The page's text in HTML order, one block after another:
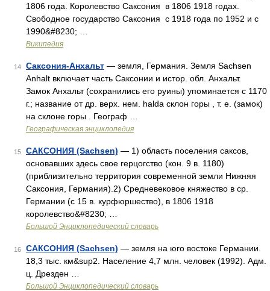
1806 года. Королевство Саксония в 1806 1918 годах.
Свободное государство Саксония с 1918 года по 1952 и с
1990&#8230; …
Википедия
14 Саксония-Анхальт — земля, Германия. Земля Sachsen
Anhalt включает часть Саксонии и истор. обл. Анхальт.
Замок Анхальт (сохранились его руины) упоминается с 1170
г.; название от др. верх. нем. halda склон горы , т. е. (замок)
на склоне горы . Географ …
Географическая энциклопедия
15 САКСОНИЯ (Sachsen) — 1) область поселения саксов,
основавших здесь свое герцогство (кон. 9 в. 1180)
(приблизительно территория современной земли Нижняя
Саксония, Германия).2) Средневековое княжество в ср.
Германии (с 15 в. курфюршество), в 1806 1918
королевство&#8230; …
Большой Энциклопедический словарь
16 САКСОНИЯ (Sachsen) — земля на юго востоке Германии.
18,3 тыс. км&sup2. Население 4,7 млн. человек (1992). Адм.
ц. Дрезден …
Большой Энциклопедический словарь